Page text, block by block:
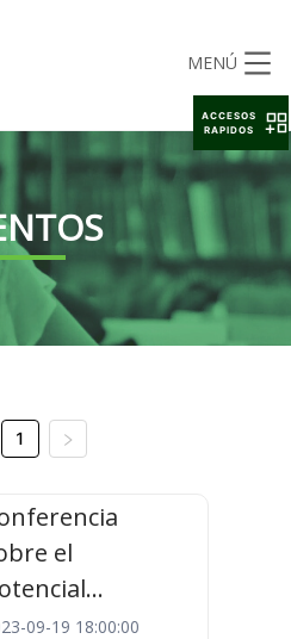
MENÚ
1
el
09-19 18:00:00
ACCESOS
RAPIDOS